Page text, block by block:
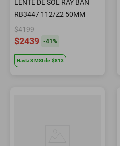
LENTE DE SOL RAY BAN
RB3447 112/Z2 50MM
$4199
$2439 -41%
Hasta3 MSIde $813